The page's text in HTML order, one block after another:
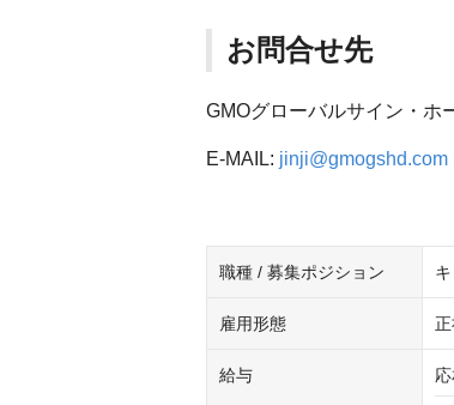
お問合せ先
GMOグローバルサイン・
E-MAIL: jinji@gmogshd.com
職種 / 募集ポジション
雇用形態 正
給与